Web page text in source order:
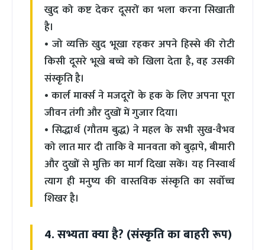
खुद को कष्ट देकर दूसरों का भला करना सिखाती
है।
• जो व्यक्ति खुद भूखा रहकर अपने हिस्से की रोटी
किसी दूसरे भूखे बच्चे को खिला देता है, वह उसकी
संस्कृति है।
• कार्ल मार्क्स ने मजदूरों के हक के लिए अपना पूरा
जीवन तंगी और दुखों में गुजार दिया।
• सिद्धार्थ (गौतम बुद्ध) ने महल के सभी सुख-वैभव
को लात मार दी ताकि वे मानवता को बुढ़ापे, बीमारी
और दुखों से मुक्ति का मार्ग दिखा सकें। यह निस्वार्थ
त्याग ही मनुष्य की वास्तविक संस्कृति का सर्वोच्च
शिखर है।
4. सभ्यता क्या है? (संस्कृति का बाहरी रूप)